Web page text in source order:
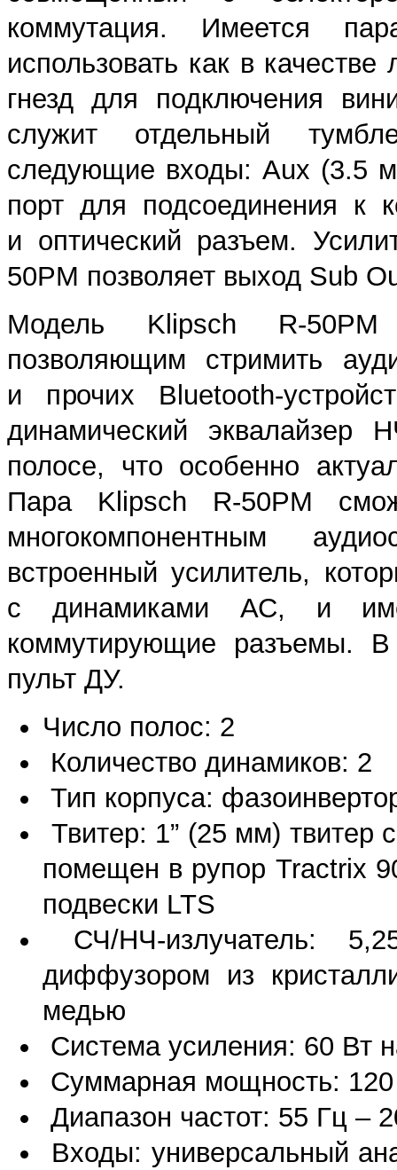
коммутация. Имеется
использовать как в
гнезд для подключения
служит отдельный
следующие входы: Aux (3.5
порт для подсоединения к
и оптический разъем.
50PM позволяет выход Sub
Модель Klipsch R-50PM
позволяющим стримить
и прочих Bluetooth-
динамический эквалайзер
полосе, что особенно
Пара Klipsch R-50PM
многокомпонентным
встроенный усилитель,
с динамиками АС, и
коммутирующие разъемы. В
пульт ДУ.
Число полос: 2
Количество динамиков: 2
Тип корпуса:
Твитер: 1” (25 мм) твитер
помещен в рупор Tractrix
подвески LTS
СЧ/НЧ-излучатель:
диффузором из
медью
Система усиления: 60 Вт
Суммарная мощность: 120
Диапазон частот: 55 Гц –
Входы: универсальный